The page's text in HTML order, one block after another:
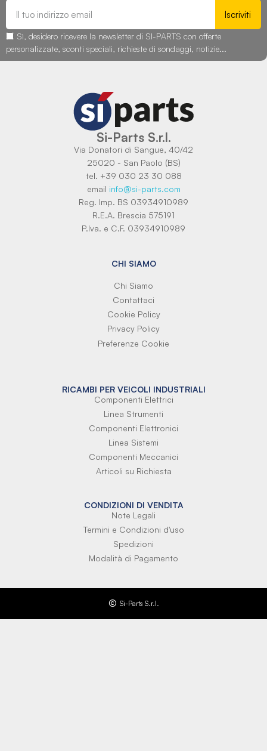
Iscriviti
Sì, desidero ricevere la newsletter di SI-PARTS con offerte
personalizzate, sconti speciali, richieste di sondaggi, notizie...
Si-Parts S.r.l.
Via Donatori di Sangue, 40/42
25020 - San Paolo (BS)
tel. +39 030 23 30 088
email info@si-parts.com
Reg. Imp. BS 03934910989
R.E.A. Brescia 575191
P.Iva. e C.F. 03934910989
CHI SIAMO
Chi Siamo
Contattaci
Cookie Policy
Privacy Policy
Preferenze Cookie
RICAMBI PER VEICOLI INDUSTRIALI
Componenti Elettrici
Linea Strumenti
Componenti Elettronici
Linea Sistemi
Componenti Meccanici
Articoli su Richiesta
CONDIZIONI DI VENDITA
Note Legali
Termini e Condizioni d'uso
Spedizioni
Modalità di Pagamento
Si-Parts S.r.l.